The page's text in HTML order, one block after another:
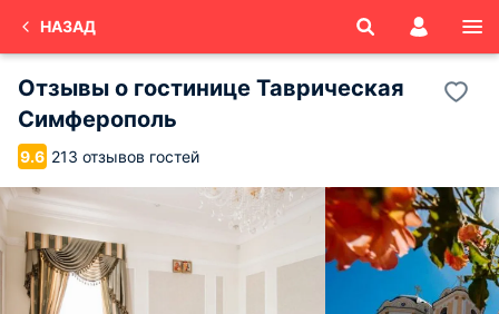
НАЗАД
Отзывы о гостинице Таврическая
Симферополь
9.6 213 отзывов гостей